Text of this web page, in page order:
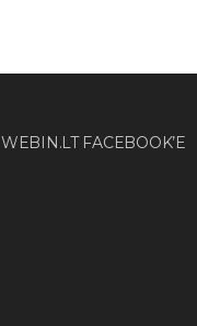
WEBIN.LT FACEBOOK’E